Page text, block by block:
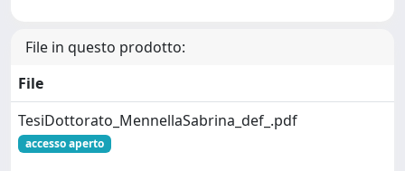
File in questo prodotto:
File
TesiDottorato_MennellaSabrina_def_.pdf
accesso aperto